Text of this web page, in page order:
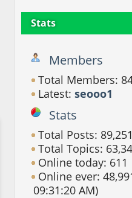
Stats
Members
Total Members:
Latest:seooo1
Stats
Total Posts: 89,251
Total Topics:
Online today: 611
Online ever:
09:31:20 AM)